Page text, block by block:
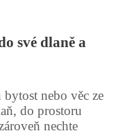
své dlaně a
nebo věc ze
do prostoru
nechte